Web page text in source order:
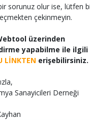
sorunuz olur ise, lütfen
çekinmeyin.
üzerinden
yapabilme ile
LİNKTEN erişebilirsiniz.
Sanayicileri Derneği